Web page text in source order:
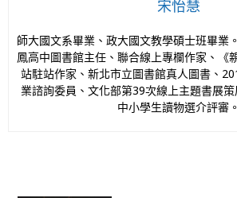
宋怡慧
師大國文系畢業、政大國文教學碩士班畢業
鳳高中圖書館主任、聯合線上專欄作家、《
站駐站作家、新北市立圖書館真人圖書、
業諮詢委員、文化部第39次線上主題書展
中小學生讀物選介評審。